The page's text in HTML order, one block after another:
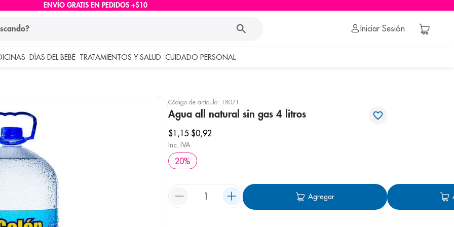
ENVÍO GRATIS EN PEDIDOS +$10
Iniciar Sesión
DÍAS DEL BEBÉ TRATAMIENTOS Y SALUD CUIDADO PERSONAL
Código de artículo: 18071
Agua all natural sin gas 4 litros
$1,15 $0,92
Inc. IVA
20%
Agregar
buscados